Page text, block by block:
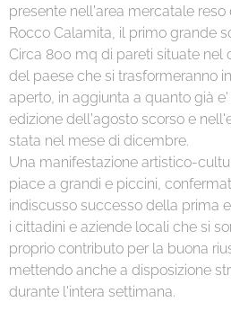
presente nell'area mercatale
Rocco Calamita, il primo grande
Circa 800 mq di pareti situate nel
del paese che si trasformeranno
aperto, in aggiunta a quanto già
edizione dell'agosto scorso e
stata nel mese di dicembre.
Una manifestazione artistico-
piace a grandi e piccini,
indiscusso successo della prima
i cittadini e aziende locali che si
proprio contributo per la buona
mettendo anche a disposizione
durante l'intera settimana.